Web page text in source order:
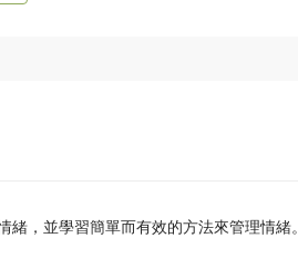
，並學習簡單而有效的方法來管理情緒。